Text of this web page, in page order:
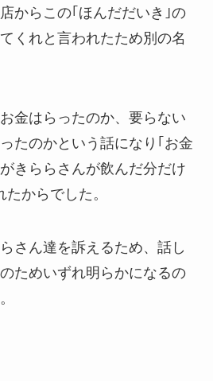
からこの｢ほんだだいき｣の
くれと言われたため別の名
金はらったのか、要らない
たのかという話になり｢お金
きららさんが飲んだ分だけ
からでした。
さん達を訴えるため、話し
ためいずれ明らかになるの